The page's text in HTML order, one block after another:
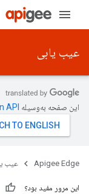
عیب یابی
این صفحه به‌وسیله
Apigee Edge عیب
این مرور مفید بود؟